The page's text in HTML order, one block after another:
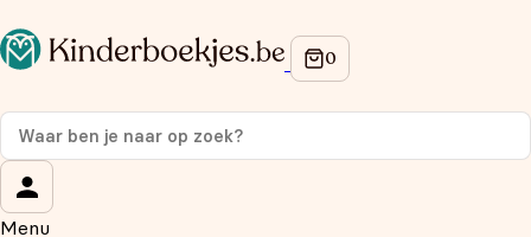
Menu
Op de hoogte blijven van onze acties?
Meld je aan voor onze nieuwsbrief en ontvang
korting
Wat is je voornaam?